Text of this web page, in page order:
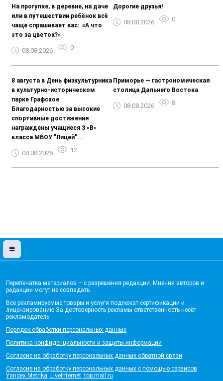
На прогулке, в деревне, на даче
или в путешествии ребёнок всё
чаще спрашивает вас: «А что
это за цветок?»
08.08.2026 0
️Дорогие друзья!️
08.08.2026 0
8 августа в День физкультурника
в культурно-историческом
парке Графское
Благодарностью за высокие
спортивные достижения
награждены учащиеся 3 «В»
класса МБОУ "Лицей"...
08.08.2026 12
Приморье — гастрономическая
столица Дальнего Востока
08.08.2026 8
Перепечатка материалов – с разрешения редакции. Мнения авторов и
редакции могут не совпадать.
Все рекламируемые товары и услуги подлежат сертификации и
лицензированию.За достоверность рекламы ответственность несёт
рекламодатель.
Порядок обработки персональных данных
Политика конфиденциальности и защиты информации
Согласие на обработку персональных данных обратной связи
Согласие на обработку персональных данных с помощью сервисов
Yandex.Metrika, LiveInternet, top.mail.ru